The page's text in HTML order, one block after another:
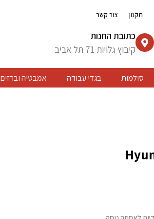
תקנון צור קשר
כתובת החנות
קיבוץ גלויות 71 תל אביב
סולמות בגדי עבודה אמבטיה וברזים